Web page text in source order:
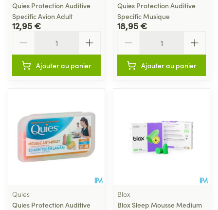
Quies Protection Auditive
Specific Avion Adult
12,95 €
Ajouter au panier
Quies Protection Auditive
Specific Musique
18,95 €
Ajouter au panier
Quies
Quies Protection Auditive
Blox
Blox Sleep Mousse Medium